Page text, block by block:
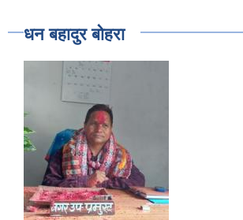
धन बहादुर बोहरा